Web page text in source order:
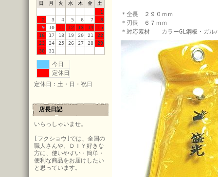
日
月 火 水 木 金
土
1
2
3 4 5 6 7
8
9
10 11 12 13 14
15
16
17 18 19 20 21
22
23
24 25 26 27 28
29
30
31
今日
定休日
定休日：土・日・祝日
店長日記
いらっしゃいませ。
[フクショウ]では、全国の
職人さんや、ＤＩＹ好きな
方に、使いやすい・簡単・
便利な商品をお届けしたい
と思っています。
＊全長 ２９０ｍｍ
＊刃長 ６７ｍｍ
＊対応素材 カラーGL鋼板・ガル